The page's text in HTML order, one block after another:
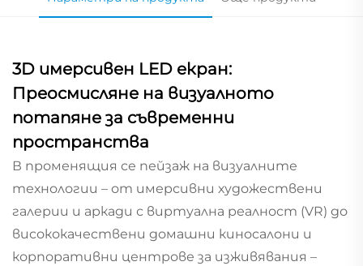
3D имерсивен LED екран:
Преосмисляне на визуалното
потапяне за съвременни
пространства
В променящия се пейзаж на визуалните
технологии – от имерсивни художествени
галерии и аркади с виртуална реалност (VR) до
висококачествени домашни киносалони и
корпоративни центрове за изживявания –